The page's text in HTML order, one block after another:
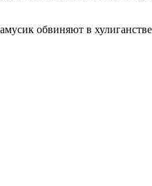
обвиняют в